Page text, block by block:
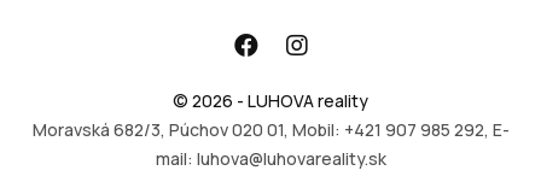
© 2026 - LUHOVA reality
Moravská 682/3, Púchov 020 01, Mobil: +421 907 985 292, E-
mail: luhova@luhovareality.sk